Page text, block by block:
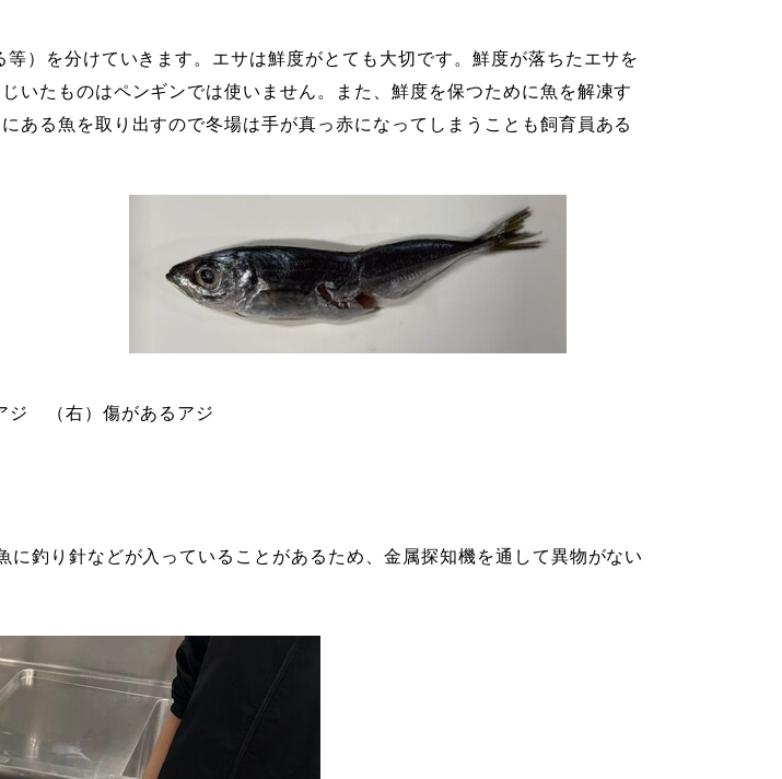
）を分けていきます。エサは鮮度がとても大切です。鮮度が落ちたエサを
いたものはペンギンでは使いません。また、鮮度を保つために魚を解凍す
ある魚を取り出すので冬場は手が真っ赤になってしまうことも飼育員ある
ジ （右）傷があるアジ
釣り針などが入っていることがあるため、金属探知機を通して異物がない